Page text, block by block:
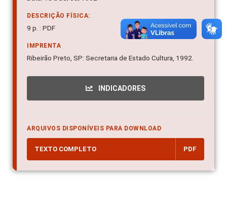
DESCRIÇÃO FÍSICA:
9 p. : PDF
IMPRENTA
Ribeirão Preto, SP: Secretaria de Estado Cultura, 1992.
INDICADORES
ARQUIVOS DISPONÍVEIS PARA DOWNLOAD
TEXTO COMPLETO PDF